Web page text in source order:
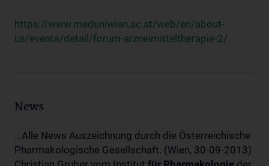
https://www.meduniwien.ac.at/web/en/about-
us/events/detail/forum-arzneimitteltherapie-2/
News
...Alle News Auszeichnung durch die Österreichische
Pharmakologische Gesellschaft. (Wien, 30-09-2013)